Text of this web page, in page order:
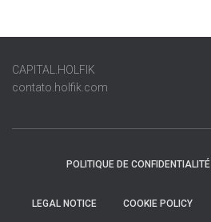
CAPITAL.HOLFIK
contato.holfik.com
POLITIQUE DE CONFIDENTIALITÉ
LEGAL NOTICE COOKIE POLICY